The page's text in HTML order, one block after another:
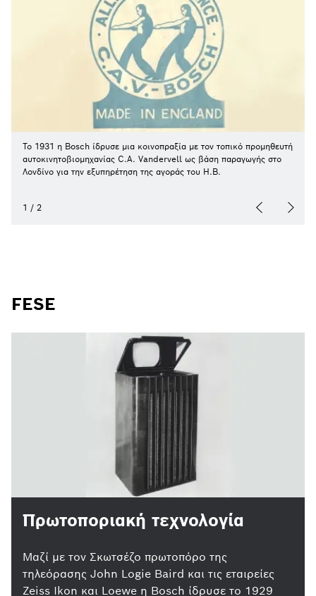
Το 1931 η Bosch ίδρυσε μια κοινοπραξία με τον τοπικό προμηθευτή
αυτοκινητοβιομηχανίας C.A. Vandervell ως βάση παραγωγής στο
Λονδίνο για την εξυπηρέτηση της αγοράς του Η.Β.
1 / 2
FESE
Πρωτοποριακή τεχνολογία
Μαζί με τον Σκωτσέζο πρωτοπόρο της
τηλεόρασης John Logie Baird και τις εταιρείες
Zeiss Ikon και Loewe η Bosch ίδρυσε το 1929